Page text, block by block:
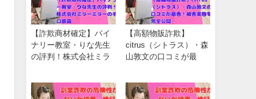
【詐欺商材確定】バイ
ナリー教室・りな先生
の評判！株式会社ミラ
【高額物販詐欺】
citrus（シトラス）・森
山敦文の口コミが最